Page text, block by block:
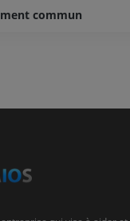
commun